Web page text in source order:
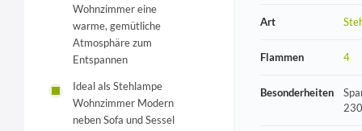
Wohnzimmer eine
warme, gemütliche
Atmosphäre zum
Entspannen
Ideal als Stehlampe
Wohnzimmer Modern
neben Sofa und Sessel
Art
Flammen 4
Besonderheiten